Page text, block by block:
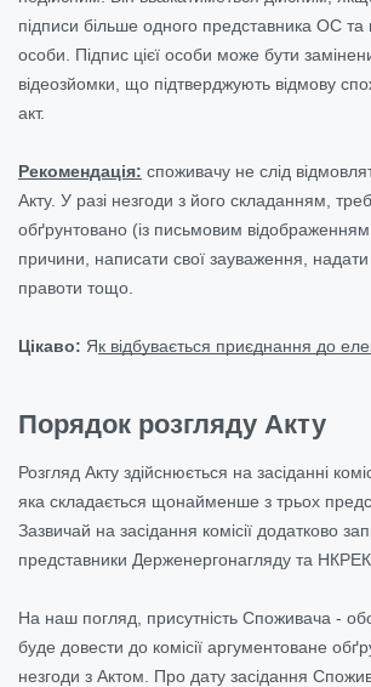
підписи більше одного представника ОС та
особи. Підпис цієї особи може бути
відеозйомки, що підтверджують відмову
акт.
Рекомендація: споживачу не слід
Акту. У разі незгоди з його складанням,
обґрунтовано (із письмовим відображенням
причини, написати свої зауваження, надати
правоти тощо.
Цікаво: Як відбувається приєднання до
Порядок розгляду Акту
Розгляд Акту здійснюється на засіданні
яка складається щонайменше з трьох
Зазвичай на засідання комісії додатково
представники Держенергонагляду та
На наш погляд, присутність Споживача -
буде довести до комісії аргументоване
незгоди з Актом. Про дату засідання